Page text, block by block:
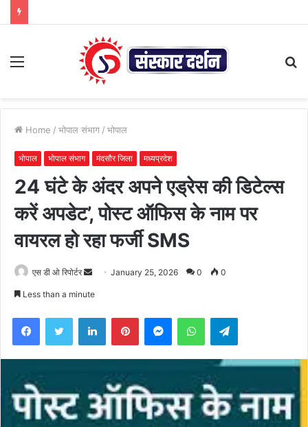
Menu
Home / भोपाल संभाग / भोपाल
भोपाल भोपाल संभाग मंदसौर जिला मध्यप्रदेश
24 घंटे के अंदर अपने एड्रेस की डिटेल्स
करें अपडेट’, पोस्ट ऑफिस के नाम पर
वायरल हो रहा फर्जी SMS
एस डी ओ रिपोर्टर
Send January 25, 2026 0 0
Less than a minute
FacebookTwitter LinkedInPinterestMessengerWhatsAppTelegram